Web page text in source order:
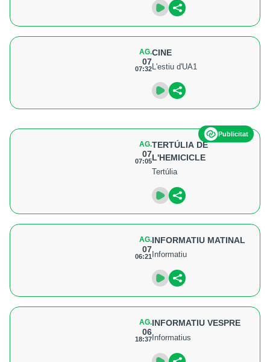
AG.
07
07:32
CINE
L'estiu d'UA1
Publicitat
AG.
07
07:05
TERTÚLIA DE
L'HEMICICLE
Tertúlia
AG.
07
06:21
INFORMATIU MATINAL
Informatiu
AG.
06
18:37
INFORMATIU VESPRE
Informatius